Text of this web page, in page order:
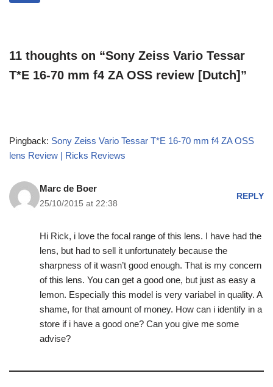
11 thoughts on “Sony Zeiss Vario Tessar
T*E 16-70 mm f4 ZA OSS review [Dutch]”
Pingback: Sony Zeiss Vario Tessar T*E 16-70 mm f4 ZA OSS
lens Review | Ricks Reviews
Marc de Boer
25/10/2015 at 22:38
REPLY
Hi Rick, i love the focal range of this lens. I have had the
lens, but had to sell it unfortunately because the
sharpness of it wasn’t good enough. That is my concern
of this lens. You can get a good one, but just as easy a
lemon. Especially this model is very variabel in quality. A
shame, for that amount of money. How can i identify in a
store if i have a good one? Can you give me some
advise?